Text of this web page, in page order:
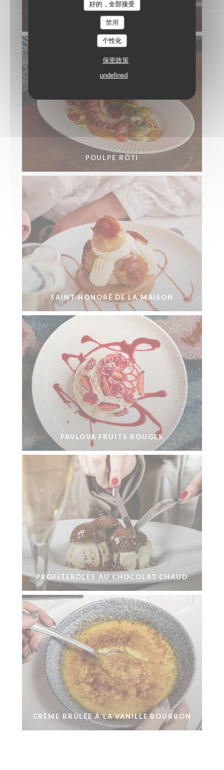
好的，全部接受
禁用
个性化
保密政策
undefined
BAR SAUVAGE RÔTI EN CROÛTE DE SEL
POULPE RÔTI
SAINT-HONORÉ DE LA MAISON
PAVLOVA FRUITS ROUGES
PROFITEROLES AU CHOCOLAT CHAUD
CRÈME BRÛLÉE À LA VANILLE BOURBON